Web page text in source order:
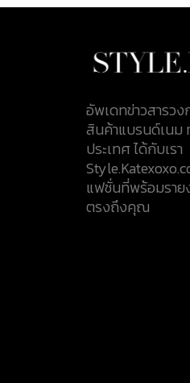
อัพเดทข่าวสารว
สินค้าแบรนด์เนม
ประเทศ ได้กับเรา
แฟชั่นที่พร้อมราย
ตรงถึงคุณ